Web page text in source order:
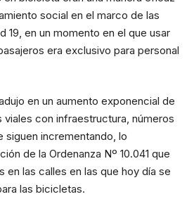
social en el marco de las
19, en un momento en el que usar
era exclusivo para personal
en un aumento exponencial de
viales con infraestructura, números
siguen incrementando, lo
de la Ordenanza Nº 10.041 que
en las calles en las que hoy día se
las bicicletas.